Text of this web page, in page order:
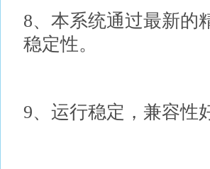
8、本系统通过最新的
稳定性。
9、运行稳定，兼容性